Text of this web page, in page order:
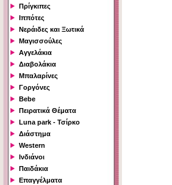
Πρίγκιπες
Ιππότες
Νεράιδες και Ξωτικά
Μαγισσούλες
Αγγελάκια
Διαβολάκια
Μπαλαρίνες
Γοργόνες
Bebe
Πειρατικά Θέματα
Luna park - Τσίρκο
Διάστημα
Western
Ινδιάνοι
Παιδάκια
Επαγγέλματα